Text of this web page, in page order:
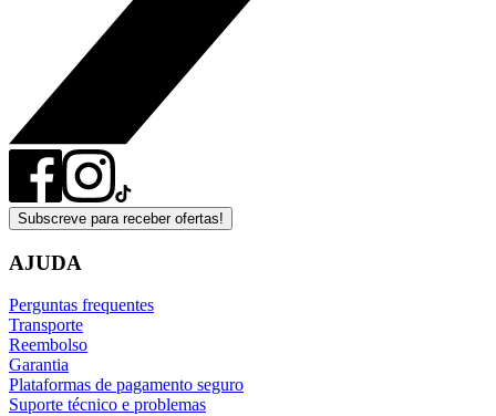
Subscreve para receber ofertas!
AJUDA
Perguntas frequentes
Transporte
Reembolso
Garantia
Plataformas de pagamento seguro
Suporte técnico e problemas